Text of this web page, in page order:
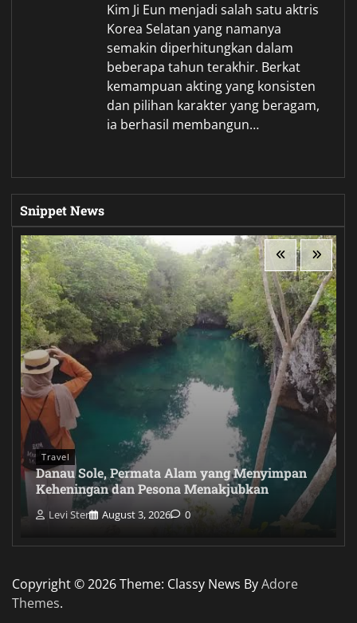
Kim Ji Eun menjadi salah satu aktris
Korea Selatan yang namanya
semakin diperhitungkan dalam
beberapa tahun terakhir. Berkat
kemampuan akting yang konsisten
dan pilihan karakter yang beragam,
ia berhasil membangun…
Snippet News
Travel
Danau Sole, Permata Alam yang Menyimpan
Keheningan dan Pesona Menakjubkan
Levi Ster August 3, 2026 0
Copyright © 2026Theme: Classy News ByAdore
Themes.